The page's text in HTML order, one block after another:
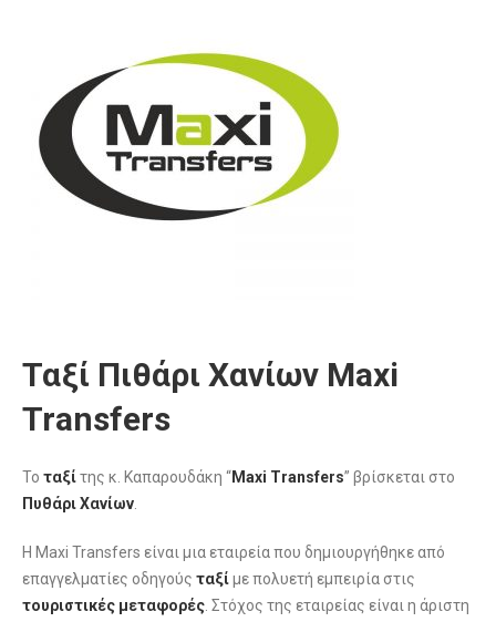
Ταξί Πιθάρι Χανίων Maxi
Transfers
Το ταξίτης κ. Καπαρουδάκη “Maxi Transfers” βρίσκεται στο
ΠυθάριΧανίων.
Η Maxi Transfers είναι μια εταιρεία που δημιουργήθηκε από
επαγγελματίες οδηγούς ταξίμε πολυετή εμπειρία στις
τουριστικές μεταφορές. Στόχος της εταιρείας είναι η άριστη